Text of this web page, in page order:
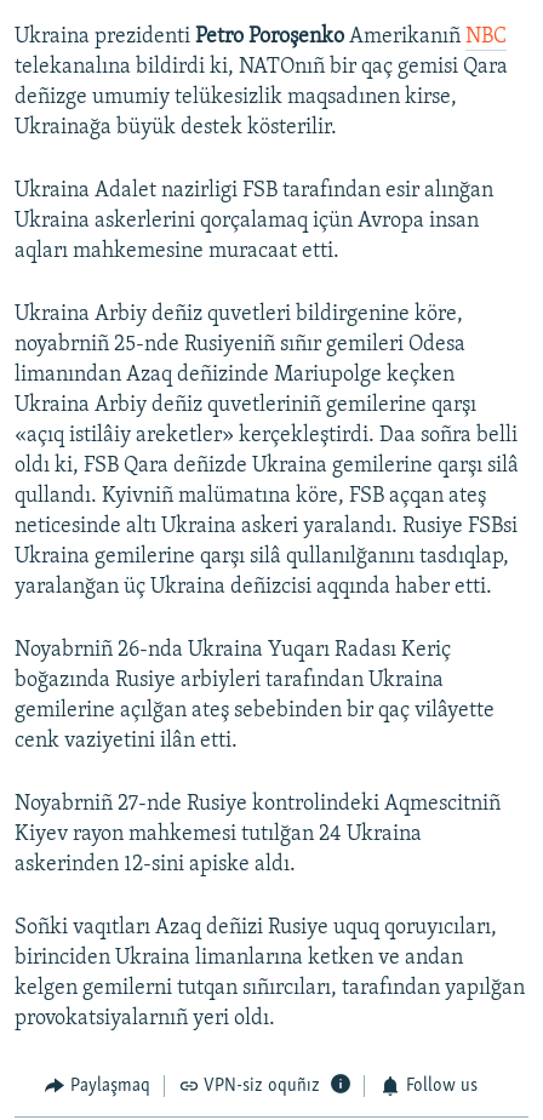
Ukraina prezidenti Petro Poroşenko Amerikanıñ NBC
telekanalına bildirdi ki, NATOnıñ bir qaç gemisi Qara
deñizge umumiy telükesizlik maqsadınen kirse,
Ukrainağa büyük destek kösterilir.
Ukraina Adalet nazirligi FSB tarafından esir alınğan
Ukraina askerlerini qorçalamaq içün Avropa insan
aqları mahkemesine muracaat etti.
Ukraina Arbiy deñiz quvetleri bildirgenine köre,
noyabrniñ 25-nde Rusiyeniñ sıñır gemileri Odesa
limanından Azaq deñizinde Mariupolge keçken
Ukraina Arbiy deñiz quvetleriniñ gemilerine qarşı
«açıq istilâiy areketler» kerçekleştirdi. Daa soñra belli
oldı ki, FSB Qara deñizde Ukraina gemilerine qarşı silâ
qullandı. Kyivniñ malümatına köre, FSB açqan ateş
neticesinde altı Ukraina askeri yaralandı. Rusiye FSBsi
Ukraina gemilerine qarşı silâ qullanılğanını tasdıqlap,
yaralanğan üç Ukraina deñizcisi aqqında haber etti.
Noyabrniñ 26-nda Ukraina Yuqarı Radası Keriç
boğazında Rusiye arbiyleri tarafından Ukraina
gemilerine açılğan ateş sebebinden bir qaç vilâyette
cenk vaziyetini ilân etti.
Noyabrniñ 27-nde Rusiye kontrolindeki Aqmescitniñ
Kiyev rayon mahkemesi tutılğan 24 Ukraina
askerinden 12-sini apiske aldı.
Soñki vaqıtları Azaq deñizi Rusiye uquq qoruyıcıları,
birinciden Ukraina limanlarına ketken ve andan
kelgen gemilerni tutqan sıñırcıları, tarafından yapılğan
provokatsiyalarnıñ yeri oldı.
Paylaşmaq VPN-siz oquñız Follow us